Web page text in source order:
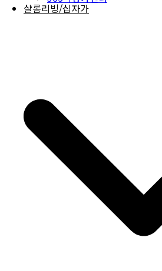
샬롬리빙/십자가